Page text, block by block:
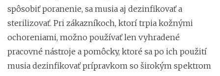
spôsobiť poranenie, sa musia aj dezinfikovať a
sterilizovať. Pri zákazníkoch, ktorí trpia kožnými
ochoreniami, možno používať len vyhradené
pracovné nástroje a pomôcky, ktoré sa po ich použití
musia dezinfikovať prípravkom so širokým spektrom